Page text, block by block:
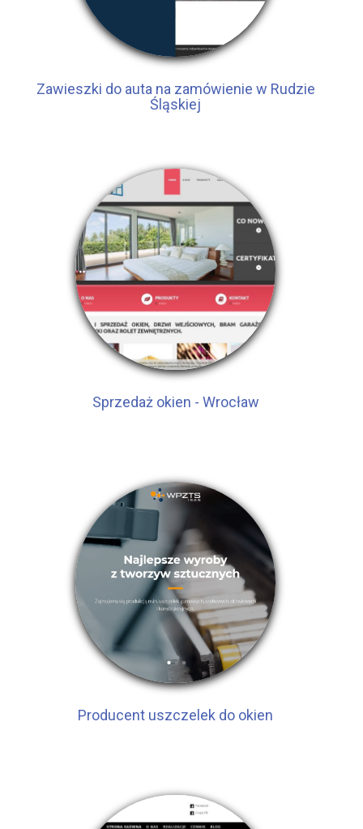
Zawieszki do auta na zamówienie w Rudzie
Śląskiej
Sprzedaż okien - Wrocław
Producent uszczelek do okien